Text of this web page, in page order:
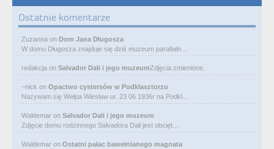
Ostatnie komentarze
Zuzanna on Dom Jana Długosza
W domu Długosza znajduje się dziś muzeum parafialn…
redakcja on Salvador Dali i jego muzeumZdjęcia zmienione.
~nick on Opactwo cystersów w Podklasztorzu
Nazywam się Wełpa Wiesław ur. 23 06 1936r na Podkl…
Waldemar on Salvador Dali i jego muzeum
Zdjęcie domu rodzinnego Salvadora Dali jest obcięt…
Waldemar on Ostatni pałac bawełnianego magnata